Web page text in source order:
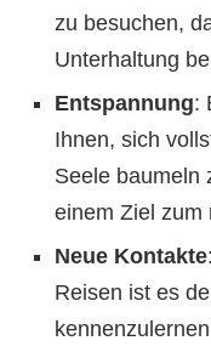
zu besuchen,
Unterhaltung
Entspannung:
Ihnen, sich
Seele baumeln
einem Ziel zum
Neue Kontakte
Reisen ist es